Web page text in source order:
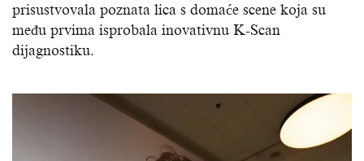
prisustvovala poznata lica s domaće scene koja su
među prvima isprobala inovativnu K-Scan
dijagnostiku.